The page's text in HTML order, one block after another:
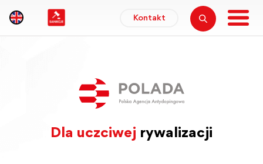
Kontakt
Dla uczciwej rywalizacji